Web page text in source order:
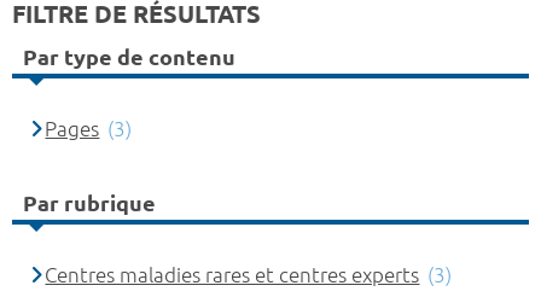
FILTRE DE RÉSULTATS
Par type de contenu
Pages (3)
Par rubrique
Centres maladies rares et centres experts (3)